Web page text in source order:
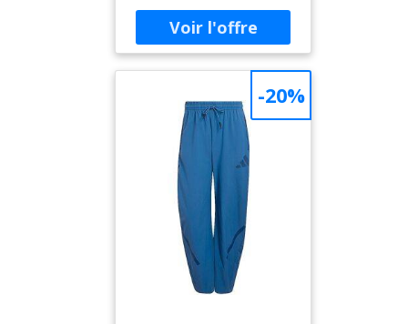
relevée par le logo
contrastant et des détails
discrets sur les jambes. Sa
coupe fuselée et sa taille
élastiquée dessinent un
rendu fluide, facile à porter
au quotidien.
-20%